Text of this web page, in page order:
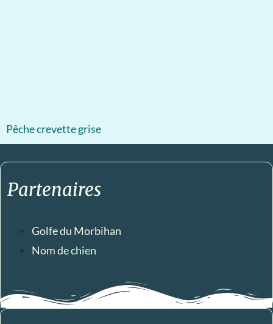
Pêche crevette grise
Partenaires
Golfe du Morbihan
Nom de chien